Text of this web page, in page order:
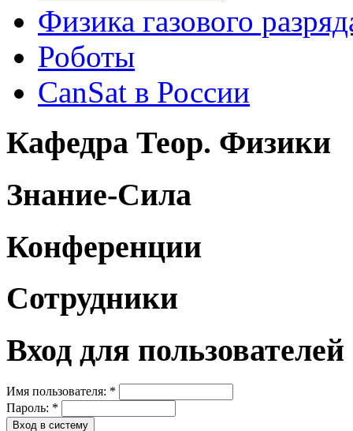
Физика газового
Роботы
CanSat в России
Кафедра Теор. Физики
Знание-Сила
Конференции
Сотрудники
Вход для пользователей
Имя пользователя: *
Пароль: *